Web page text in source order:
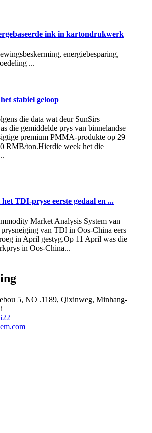
ink in kartondrukwerk
energiebesparing,
...
stabiel geloop
die data wat deur SunSirs
die gemiddelde prys van binnelandse
premium PMMA-produkte op 29
RMB/ton.Hierdie week het die
TDI-pryse eerste gedaal en ...
Market Analysis System van
prysneiging van TDI in Oos-China eers
in April gestyg.Op 11 April was die
in Oos-China...
5, NO .1189, Qixinweg, Minhang-